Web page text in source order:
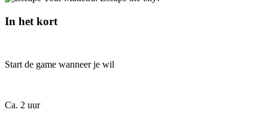
In het kort
Start de game wanneer je wil
Ca. 2 uur